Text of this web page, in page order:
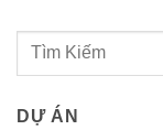
DỰ ÁN